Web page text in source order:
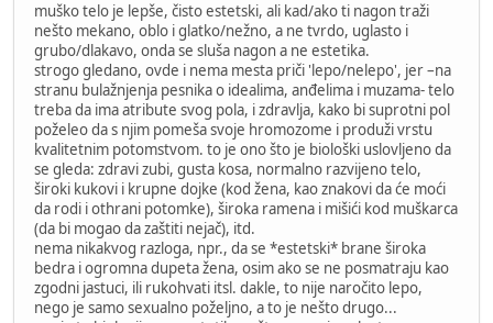
muško telo je lepše, čisto estetski, ali kad/ako ti nagon traži
nešto mekano, oblo i glatko/nežno, a ne tvrdo, uglasto i
grubo/dlakavo, onda se sluša nagon a ne estetika.
strogo gledano, ovde i nema mesta priči 'lepo/nelepo', jer –na
stranu bulažnjenja pesnika o idealima, anđelima i muzama- telo
treba da ima atribute svog pola, i zdravlja, kako bi suprotni pol
poželeo da s njim pomeša svoje hromozome i produži vrstu
kvalitetnim potomstvom. to je ono što je biološki uslovljeno da
se gleda: zdravi zubi, gusta kosa, normalno razvijeno telo,
široki kukovi i krupne dojke (kod žena, kao znakovi da će moći
da rodi i othrani potomke), široka ramena i mišići kod muškarca
(da bi mogao da zaštiti nejač), itd.
nema nikakvog razloga, npr., da se *estetski* brane široka
bedra i ogromna dupeta žena, osim ako se ne posmatraju kao
zgodni jastuci, ili rukohvati itsl. dakle, to nije naročito lepo,
nego je samo sexualno poželjno, a to je nešto drugo...